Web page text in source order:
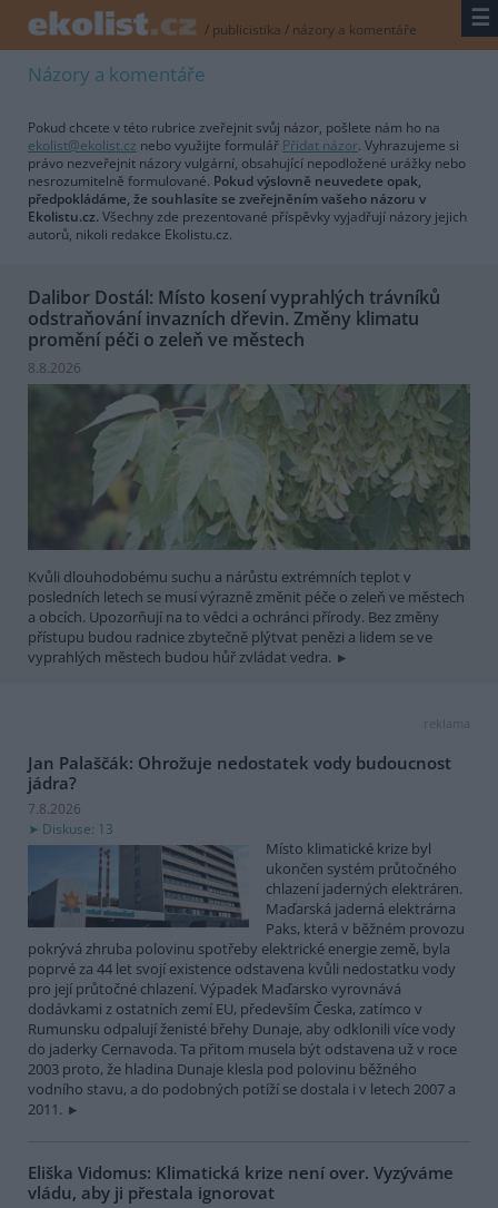
/ publicistika / názory a komentáře ☰
Názory a komentáře
Pokud chcete v této rubrice zveřejnit svůj názor, pošlete nám ho na
ekolist@ekolist.cz nebo využijte formulář Přidat názor. Vyhrazujeme si
právo nezveřejnit názory vulgární, obsahující nepodložené urážky nebo
nesrozumitelně formulované. Pokud výslovně neuvedete opak,
předpokládáme, že souhlasíte se zveřejněním vašeho názoru v
Ekolistu.cz. Všechny zde prezentované příspěvky vyjadřují názory jejich
autorů, nikoli redakce Ekolistu.cz.
Dalibor Dostál: Místo kosení vyprahlých trávníků
odstraňování invazních dřevin. Změny klimatu
promění péči o zeleň ve městech
8.8.2026
Kvůli dlouhodobému suchu a nárůstu extrémních teplot v
posledních letech se musí výrazně změnit péče o zeleň ve městech
a obcích. Upozorňují na to vědci a ochránci přírody. Bez změny
přístupu budou radnice zbytečně plýtvat penězi a lidem se ve
vyprahlých městech budou hůř zvládat vedra.
reklama
Jan Palaščák: Ohrožuje nedostatek vody budoucnost
jádra?
7.8.2026
Diskuse: 13
Místo klimatické krize byl
ukončen systém průtočného
chlazení jaderných elektráren.
Maďarská jaderná elektrárna
Paks, která v běžném provozu
pokrývá zhruba polovinu spotřeby elektrické energie země, byla
poprvé za 44 let svojí existence odstavena kvůli nedostatku vody
pro její průtočné chlazení. Výpadek Maďarsko vyrovnává
dodávkami z ostatních zemí EU, především Česka, zatímco v
Rumunsku odpalují ženisté břehy Dunaje, aby odklonili více vody
do jaderky Cernavoda. Ta přitom musela být odstavena už v roce
2003 proto, že hladina Dunaje klesla pod polovinu běžného
vodního stavu, a do podobných potíží se dostala i v letech 2007 a
2011.
Eliška Vidomus: Klimatická krize není over. Vyzýváme
vládu, aby ji přestala ignorovat